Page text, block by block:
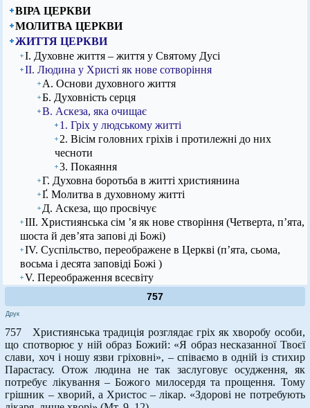
ВІРА ЦЕРКВИ
МОЛИТВА ЦЕРКВИ
ЖИТТЯ ЦЕРКВИ
І. Духовне життя – життя у Святому Дусі
ІІ. Людина у Христі як нове сотворіння
А. Основи духовного життя
Б. Духовність серця
В. Аскеза, яка очищає
1. Гріх у людському житті
2. Вісім головних гріхів і протилежні до них
чесноти
3. Покаяння
Г. Духовна боротьба в житті християнина
Ґ. Молитва в духовному житті
Д. Аскеза, що просвічує
ІІІ. Християнська сім ’я як нове створіння (Четверта, п’ята,
шоста й дев’ята запові ді Божі)
IV. Суспільство, переображене в Церкві (п’ята, сьома,
восьма і десята заповіді Божі )
V. Переображення всесвіту
757
Друк
757 Християнська традиція розглядає гріх як хворобу особи,
що спотворює у ній образ Божий: «Я образ несказанної Твоєї
слави, хоч і ношу язви гріховні», – співаємо в одній із стихир
Парастасу. Отож людина не так заслуговує осудження, як
потребує лікування – Божого милосердя та прощення. Тому
грішник – хворий, а Христос – лікар. «Здорові не потребують